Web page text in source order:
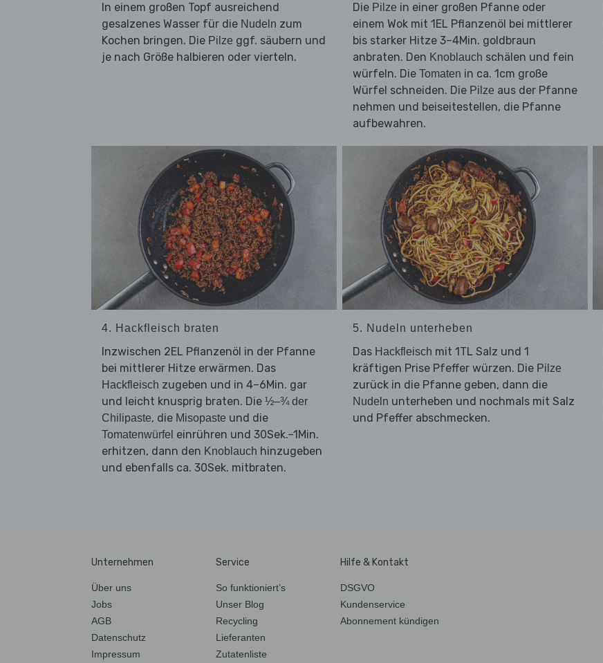
In einem großen Topf ausreichend
gesalzenes Wasser für die Nudeln zum
Kochen bringen. Die Pilze ggf. säubern und
je nach Größe halbieren oder vierteln.
Die Pilze in einer großen Pfanne oder
einem Wok mit 1EL Pflanzenöl bei mittlerer
bis starker Hitze 3–4Min. goldbraun
anbraten. Den Knoblauch schälen und fein
würfeln. Die Tomaten in ca. 1cm große
Würfel schneiden. Die Pilze aus der Pfanne
nehmen und beiseitestellen, die Pfanne
aufbewahren.
4. Hackfleisch braten
Inzwischen 2EL Pflanzenöl in der Pfanne
bei mittlerer Hitze erwärmen. Das
Hackfleisch zugeben und in 4–6Min. gar
und leicht knusprig braten. Die ½–¾ der
Chilipaste, die Misopaste und die
Tomatenwürfel einrühren und 30Sek.–1Min.
erhitzen, dann den Knoblauch hinzugeben
und ebenfalls ca. 30Sek. mitbraten.
5. Nudeln unterheben
Das Hackfleisch mit 1TL Salz und 1
kräftigen Prise Pfeffer würzen. Die Pilze
zurück in die Pfanne geben, dann die
Nudeln unterheben und nochmals mit Salz
und Pfeffer abschmecken.
Unternehmen
Über uns
Jobs
AGB
Datenschutz
Impressum
Service
So funktioniert’s
Unser Blog
Recycling
Lieferanten
Zutatenliste
Hilfe & Kontakt
DSGVO
Kundenservice
Abonnement kündigen